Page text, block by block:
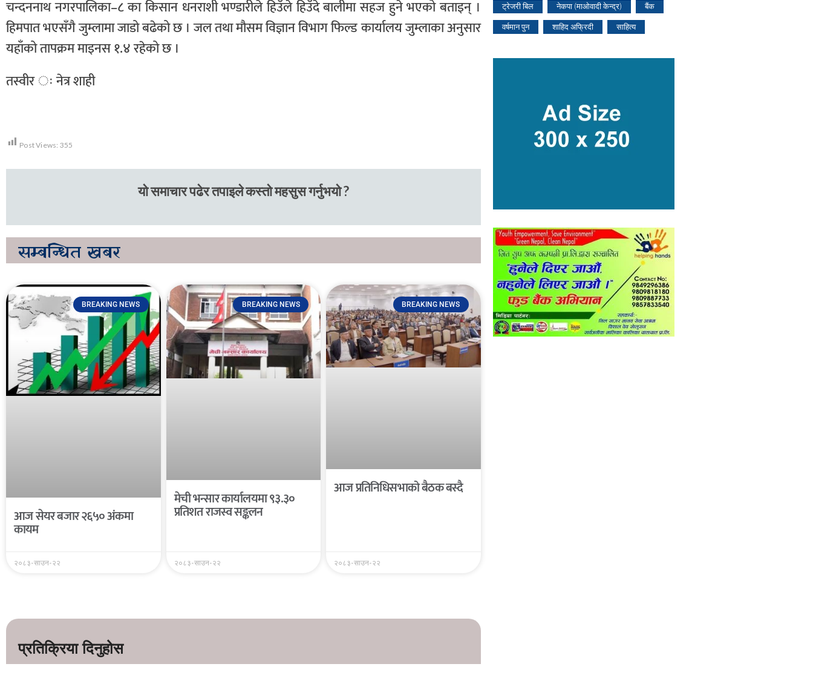
चन्दननाथ नगरपालिका–८ का किसान धनराशी भण्डारीले हिउँले हिउँदे बालीमा सहज हुने भएको बताइन् ।
हिमपात भएसँगै जुम्लामा जाडो बढेको छ । जल तथा मौसम विज्ञान विभाग फिल्ड कार्यालय जुम्लाका अनुसार
यहाँको तापक्रम माइनस १.४ रहेको छ ।
तस्वीर ः नेत्र शाही
Post Views: 355
यो समाचार पढेर तपाइले कस्तो महसुस गर्नुभयो ?
सम्बन्धित खबर
BREAKING NEWS
आज सेयर बजार २६५० अंकमा
कायम
२०८३-साउन-२२
BREAKING NEWS
मेची भन्सार कार्यालयमा ९३.३०
प्रतिशत राजस्व सङ्कलन
२०८३-साउन-२२
BREAKING NEWS
आज प्रतिनिधिसभाको बैठक बस्दै
२०८३-साउन-२२
ट्रेजरी बिल नेकपा (माओवादी केन्द्र) बैंक
वर्षमान पुन शाहिद अफ्रिदी साहित्य